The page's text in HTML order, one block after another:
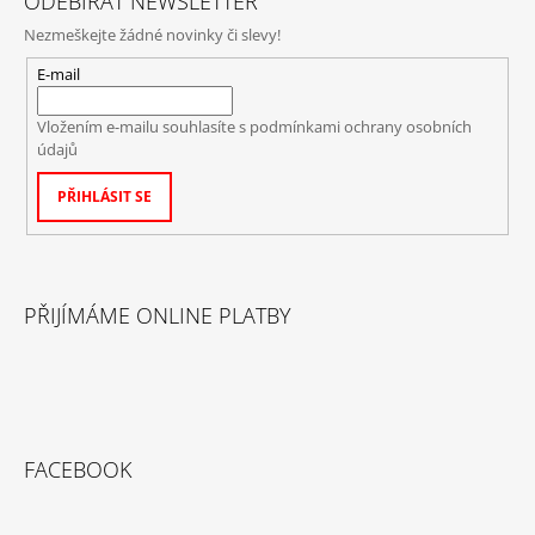
Nezmeškejte žádné novinky či slevy!
E-mail
Vložením e-mailu souhlasíte s podmínkami ochrany osobních
údajů
PŘIHLÁSIT SE
PŘIJÍMÁME ONLINE PLATBY
FACEBOOK